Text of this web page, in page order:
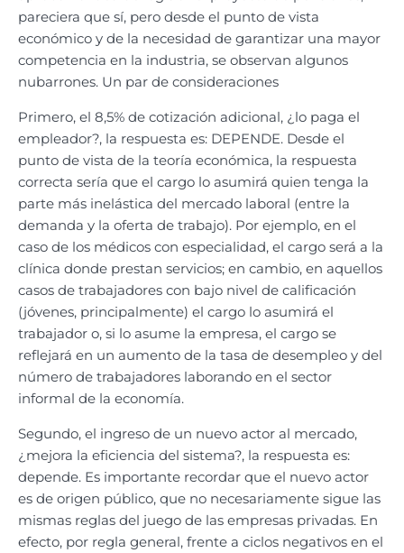
pareciera que sí, pero desde el punto de vista
económico y de la necesidad de garantizar una mayor
competencia en la industria, se observan algunos
nubarrones. Un par de consideraciones
Primero, el 8,5% de cotización adicional, ¿lo paga el
empleador?, la respuesta es: DEPENDE. Desde el
punto de vista de la teoría económica, la respuesta
correcta sería que el cargo lo asumirá quien tenga la
parte más inelástica del mercado laboral (entre la
demanda y la oferta de trabajo). Por ejemplo, en el
caso de los médicos con especialidad, el cargo será a la
clínica donde prestan servicios; en cambio, en aquellos
casos de trabajadores con bajo nivel de calificación
(jóvenes, principalmente) el cargo lo asumirá el
trabajador o, si lo asume la empresa, el cargo se
reflejará en un aumento de la tasa de desempleo y del
número de trabajadores laborando en el sector
informal de la economía.
Segundo, el ingreso de un nuevo actor al mercado,
¿mejora la eficiencia del sistema?, la respuesta es:
depende. Es importante recordar que el nuevo actor
es de origen público, que no necesariamente sigue las
mismas reglas del juego de las empresas privadas. En
efecto, por regla general, frente a ciclos negativos en el